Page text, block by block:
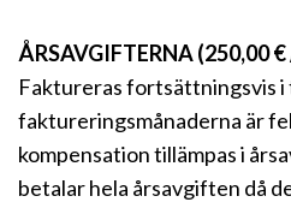
ÅRSAVGIFTERNA (250,00
Faktureras fortsättningsvis i
faktureringsmånaderna är
kompensation tillämpas i
betalar hela årsavgiften då